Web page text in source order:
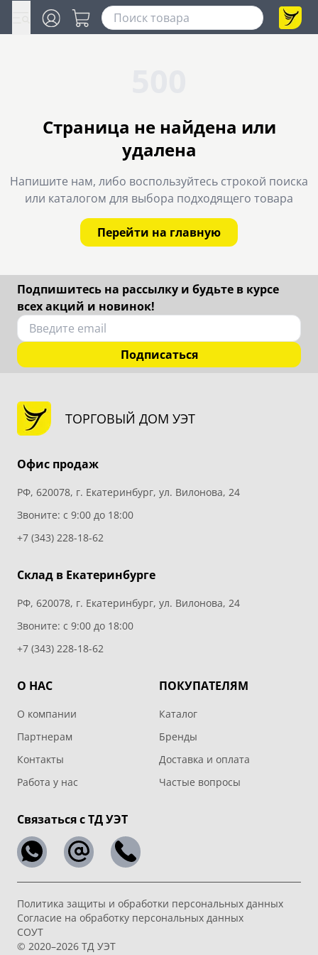
Страница не найдена или
удалена
Напишите нам, либо воспользуйтесь строкой поиска
или каталогом для выбора подходящего товара
Перейти на главную
Подпишитесь на рассылку и будьте в курсе
всех акций и новинок!
Подписаться
ТОРГОВЫЙ ДОМ УЭТ
Офис продаж
РФ, 620078, г. Екатеринбург, ул. Вилонова, 24
Звоните: с 9:00 до 18:00
+7 (343) 228-18-62
Склад в Екатеринбурге
РФ, 620078, г. Екатеринбург, ул. Вилонова, 24
Звоните: с 9:00 до 18:00
+7 (343) 228-18-62
О НАС
О компании
Партнерам
Контакты
Работа у нас
ПОКУПАТЕЛЯМ
Каталог
Бренды
Доставка и оплата
Частые вопросы
Связаться с ТД УЭТ
Политика защиты и обработки персональных данных
Согласие на обработку персональных данных
СОУТ
© 2020–2026 ТД УЭТ